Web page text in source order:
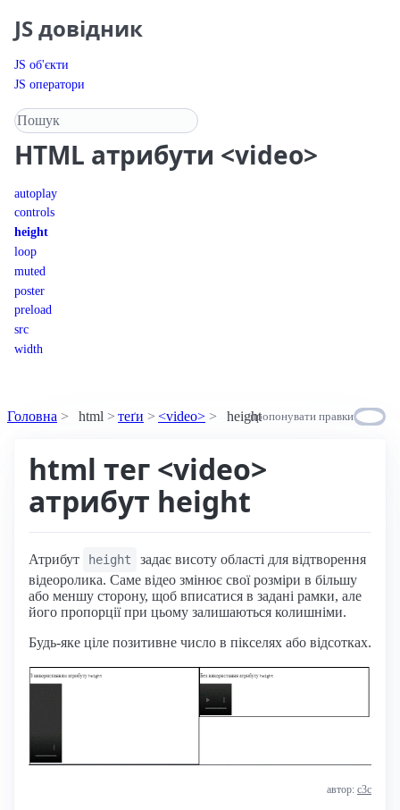
JS довідник
JS об'єкти
JS оператори
Пошук у довіднику
HTML атрибути <video>
autoplay
controls
height
loop
muted
poster
preload
src
width
Головна html теґи <video> heightпропонувати правки
html тег <video>
атрибут height
Атрибут height
задає висоту області для відтворення
відеоролика. Саме відео змінює свої розміри в більшу
або меншу сторону, щоб вписатися в задані рамки, але
його пропорції при цьому залишаються колишніми.
Будь-яке ціле позитивне число в пікселях або відсотках.
автор: с3с